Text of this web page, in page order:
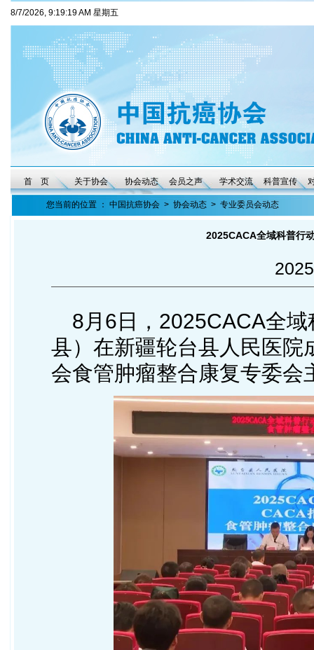
8/7/2026, 9:19:19 AM 星期五
首 页 关于协会 协会动态 会员之声 学术交流 科普宣传
您当前的位置 ： 中国抗癌协会 > 协会动态 > 专业委员会动态
2025CACA全域科普行
8月6日，2025CACA全
县）在新疆轮台县人民医
会食管肿瘤整合康复专委会